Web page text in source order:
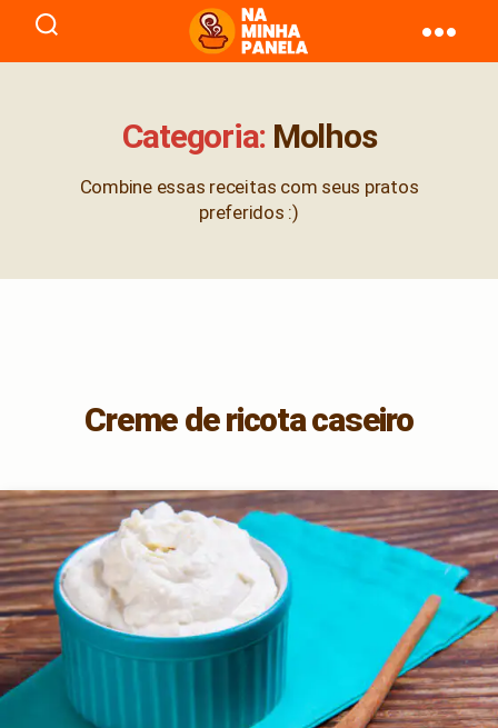
naminhapanela.com
Categoria: Molhos
Combine essas receitas com seus pratos
preferidos :)
Creme de ricota caseiro